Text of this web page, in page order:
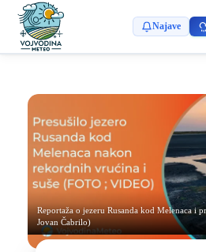
Najave
Reportaža o jezeru Rusanda kod Melenaca i
Jovan Čabrilo)